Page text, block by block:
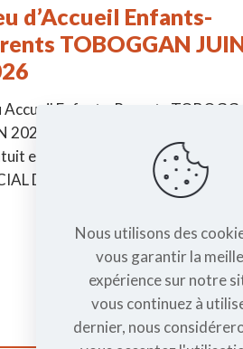
d’Accueil Enfants-
TOBOGGAN
Accueil Enfants-Parents
2026 -> De la naissance à 6 ans ->
et sans inscription à la MJC
DE TAIN Jeudi
Nous utilisons des
vous garantir la
expérience sur notre
vous continuez à
dernier, nous